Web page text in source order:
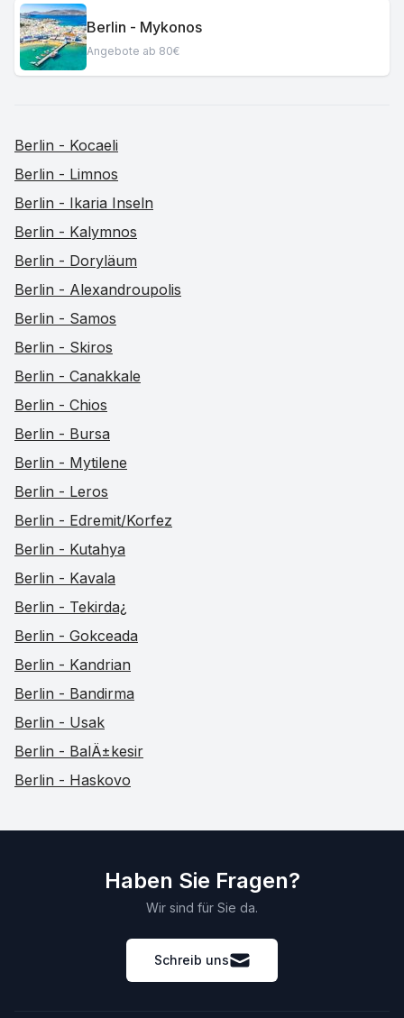
Berlin - Mykonos
Angebote ab 80€
Berlin - Kocaeli
Berlin - Limnos
Berlin - Ikaria Inseln
Berlin - Kalymnos
Berlin - Doryläum
Berlin - Alexandroupolis
Berlin - Samos
Berlin - Skiros
Berlin - Canakkale
Berlin - Chios
Berlin - Bursa
Berlin - Mytilene
Berlin - Leros
Berlin - Edremit/Korfez
Berlin - Kutahya
Berlin - Kavala
Berlin - Tekirda¿
Berlin - Gokceada
Berlin - Kandrian
Berlin - Bandirma
Berlin - Usak
Berlin - BalÄ±kesir
Berlin - Haskovo
Haben Sie Fragen?
Wir sind für Sie da.
Schreib uns